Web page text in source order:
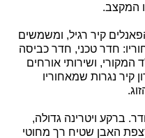
המקצב.
קיר רגיל, ומשמשים
חדר טכני, חדר כביסה
ושירותי אורחים
נגרות שמאחוריו
ברקע ויטרינה גדולה,
האבן שטיח רך מחוטי